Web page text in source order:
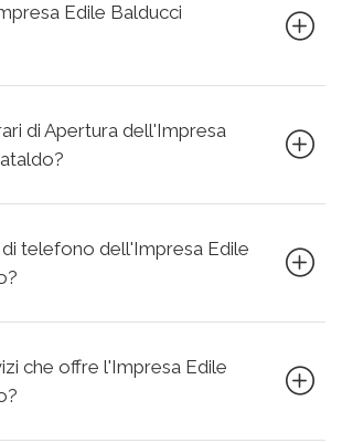
Edile Balducci
di Apertura dell'Impresa
telefono dell'Impresa Edile
che offre l'Impresa Edile